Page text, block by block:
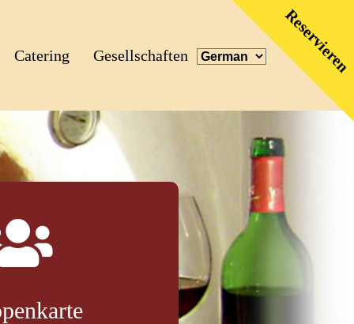
Reservieren
Catering Gesellschaften